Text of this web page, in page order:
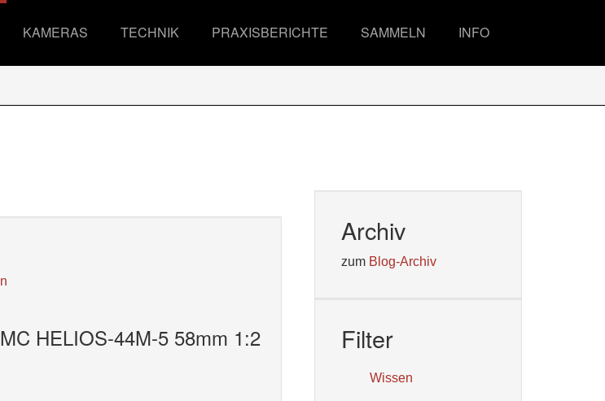
KAMERAS TECHNIK PRAXISBERICHTE SAMMELN INFO
HELIOS-44M-5 58mm 1:2
Archiv
zum Blog-Archiv
Filter
Wissen